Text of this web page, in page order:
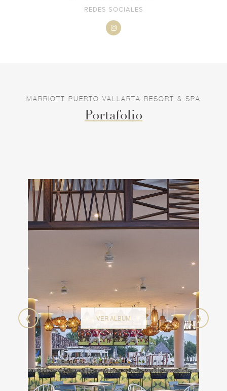
REDES SOCIALES
MARRIOTT PUERTO VALLARTA RESORT & SPA
Portafolio
VER ALBUM
❮ ❯